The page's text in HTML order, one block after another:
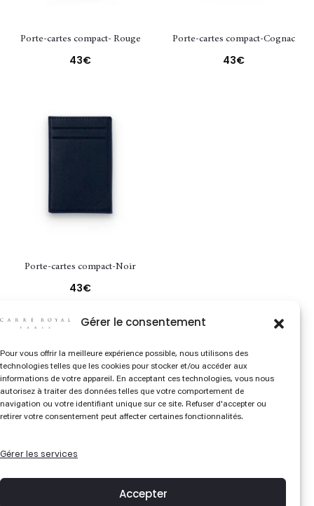
Gérer le consentement
Pour vous offrir la meilleure expérience possible, nous utilisons des
technologies telles que les cookies pour stocker et/ou accéder aux
informations de votre appareil. En acceptant ces technologies, vous nous
autorisez à traiter des données telles que votre comportement de
navigation ou votre identifiant unique sur ce site. Refuser d'accepter ou
retirer votre consentement peut affecter certaines fonctionnalités.
Gérer les services
Accepter
Porte-cartes compact- Rouge
43€
Porte-cartes compact-Cognac
43€
Porte-cartes compact-Noir
43€
S’inscrire à nos lettres